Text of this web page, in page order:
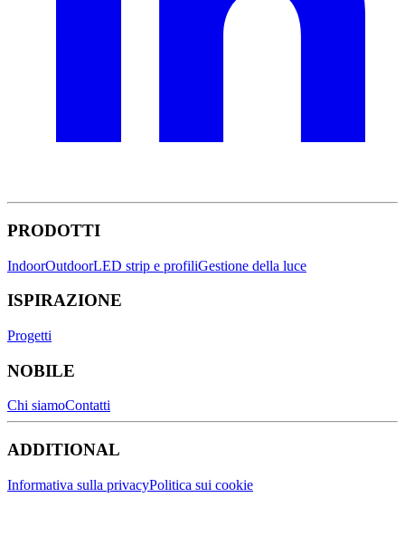
PRODOTTI
IndoorOutdoorLED strip e profiliGestione della luce
ISPIRAZIONE
Progetti
NOBILE
Chi siamoContatti
ADDITIONAL
Informativa sulla privacyPolitica sui cookie